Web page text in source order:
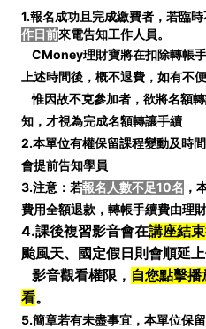
1.報名成功且完成繳費者，若臨
作日前來電告知工作人員。
CMoney理財寶將在扣除轉帳
上述時間後，概不退費，如有不
惟因故不克參加者，欲將名額
知，才視為完成名額轉讓手續
2.本單位有權保留課程變動及時
會提前告知學員
3.注意：若報名人數不足10名 ，
費用全額退款，轉帳手續費由理
4.課後複習影音會在講座結
颱風天、國定假日則會順延上
影音觀看權限， 自您點擊
看。
5.簡章若有未盡事宜，本單位保